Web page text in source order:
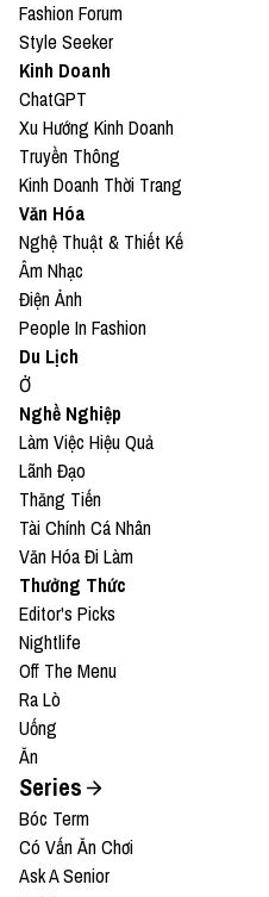
Fashion Forum
Style Seeker
Kinh Doanh
ChatGPT
Xu Hướng Kinh Doanh
Truyền Thông
Kinh Doanh Thời Trang
Văn Hóa
Nghệ Thuật & Thiết Kế
Âm Nhạc
Điện Ảnh
People In Fashion
Du Lịch
Ở
Nghề Nghiệp
Làm Việc Hiệu Quả
Lãnh Đạo
Thăng Tiến
Tài Chính Cá Nhân
Văn Hóa Đi Làm
Thưởng Thức
Editor's Picks
Nightlife
Off The Menu
Ra Lò
Uống
Ăn
Series
Bóc Term
Có Vấn Ăn Chơi
Ask A Senior